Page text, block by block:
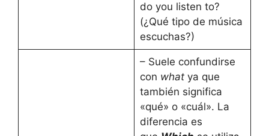
do you listen to?
(¿Qué tipo de música
escuchas?)
– Suele confundirse
con whatya que
también significa
«qué» o «cuál». La
diferencia es